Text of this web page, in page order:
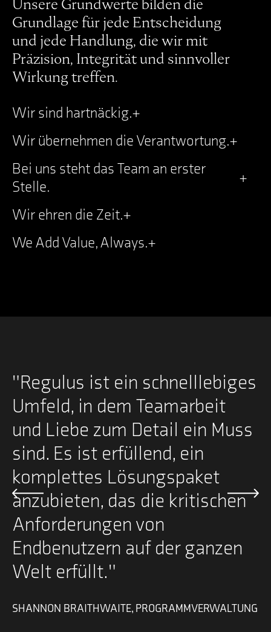
Unsere Grundwerte bilden die
Grundlage für jede Entscheidung
und jede Handlung, die wir mit
Präzision, Integrität und sinnvoller
Wirkung treffen.
Wir sind hartnäckig.+
Wir übernehmen die Verantwortung.+
Bei uns steht das Team an erster
Stelle.
+
Wir ehren die Zeit.+
We Add Value, Always.+
"Regulus ist ein schnelllebiges
Umfeld, in dem Teamarbeit
und Liebe zum Detail ein Muss
sind. Es ist erfüllend, ein
komplettes Lösungspaket
anzubieten, das die kritischen
Anforderungen von
Endbenutzern auf der ganzen
Welt erfüllt."
SHANNON BRAITHWAITE, PROGRAMMVERWALTUNG